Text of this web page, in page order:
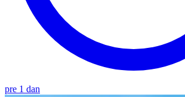
pre 1 dan